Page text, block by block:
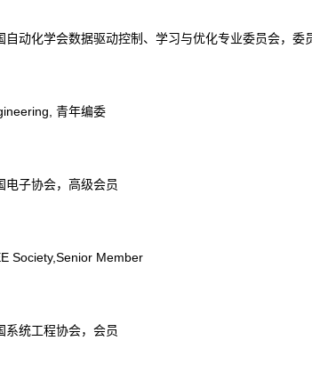
自动化学会数据驱动控制、学习与优化专业委员会，委
青年编委
电子协会，高级会员
Society,Senior Member
系统工程协会，会员